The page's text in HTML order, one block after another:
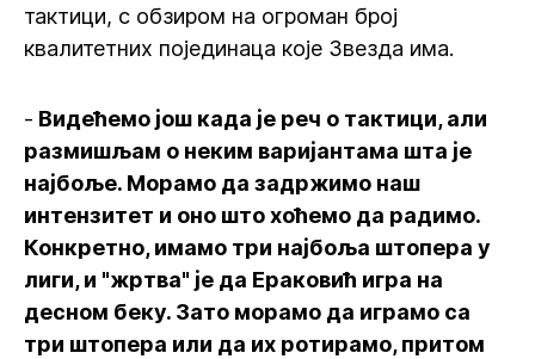
тактици, с обзиром на огроман број
квалитетних појединаца које Звезда има.
- Видећемо још када је реч о тактици, али
размишљам о неким варијантама шта је
најбоље. Морамо да задржимо наш
интензитет и оно што хоћемо да радимо.
Конкретно, имамо три најбоља штопера у
лиги, и "жртва" је да Ераковић игра на
десном беку. Зато морамо да играмо са
три штопера или да их ротирамо, притом